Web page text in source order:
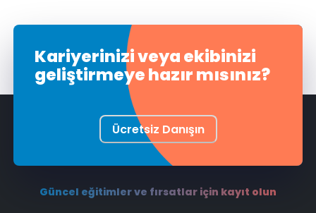
Kariyerinizi veya ekibinizi
geliştirmeye hazır mısınız?
Ücretsiz Danışın
Güncel eğitimler ve fırsatlar için kayıt olun